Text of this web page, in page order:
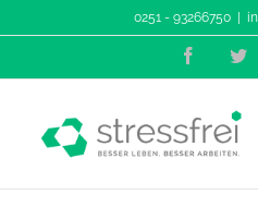
Inhalt
0251 - 93266750
Facebook